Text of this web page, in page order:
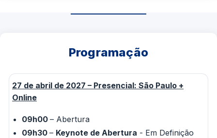
Programação
27 de abril de 2027 – Presencial: São Paulo +
Online
09h00 – Abertura
09h30 – Keynote de Abertura - Em Definição